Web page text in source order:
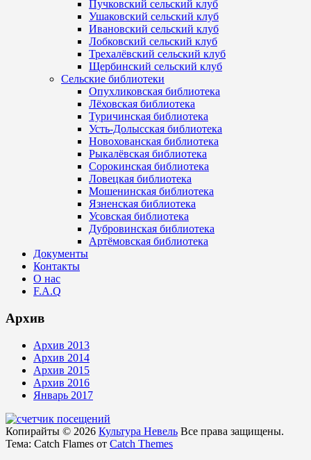
Пучковский сельский клуб
Ушаковский сельский клуб
Ивановский сельский клуб
Лобковский сельский клуб
Трехалёвский сельский клуб
Щербинский сельский клуб
Сельские библиотеки
Опухликовская библиотека
Лёховская библиотека
Туричинская библиотека
Усть-Долысская библиотека
Новохованская библиотека
Рыкалёвская библиотека
Сорокинская библиотека
Ловецкая библиотека
Мошенинская библиотека
Язненская библиотека
Усовская библиотека
Дубровинская библиотека
Артёмовская библиотека
Документы
Контакты
О нас
F.A.Q
Архив
Архив 2013
Архив 2014
Архив 2015
Архив 2016
Январь 2017
Копирайты © 2026 Культура Невель Все права защищены.
Тема: Catch Flames от Catch Themes